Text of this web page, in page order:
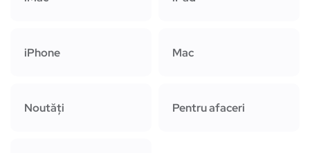
iPhone Mac
Noutăți Pentru afaceri